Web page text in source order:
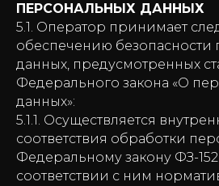
ПЕРСОНАЛЬНЫХ ДАННЫХ
5.1. Оператор принимает
обеспечению безопасности
данных, предусмотренных
Федерального закона «О
данных»:
5.1.1. Осуществляется
соответствия обработки
Федеральному закону ФЗ-
соответствии с ним